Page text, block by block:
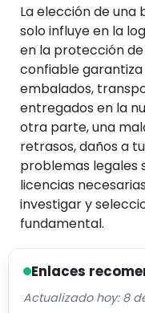
La elección de una
solo influye en la
en la protección
confiable
embalados,
entregados en la
otra parte, una
retrasos, daños a
problemas legales
licencias
investigar y
fundamental.
Enlaces
Actualizado hoy: 8